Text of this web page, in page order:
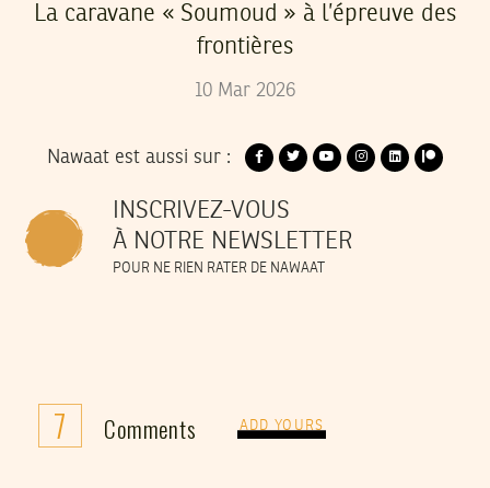
La caravane « Soumoud » à l’épreuve des
frontières
10 Mar 2026
Nawaat est aussi sur :
INSCRIVEZ-VOUS
À NOTRE NEWSLETTER
POUR NE RIEN RATER DE NAWAAT
7 Comments ADD YOURS